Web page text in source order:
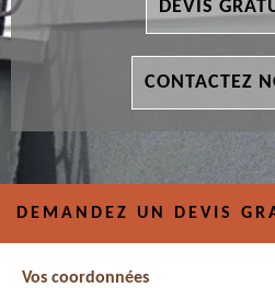
DEVIS
CONTACTEZ
DEMANDEZ UN DEVIS
Vos coordonnées